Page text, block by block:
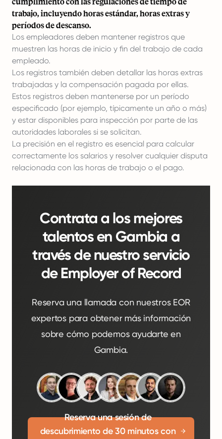
trabajo, incluyendo horas estándar, horas extras y
períodos de descanso.
Los empleadores deben mantener registros que
muestren las horas de inicio y fin del trabajo de cada
empleado.
Los registros también deben detallar las horas extras
trabajadas y la compensación pagada por ellas.
Estos registros deben mantenerse por un período
especificado (por ejemplo, típicamente un año o más)
y estar disponibles para inspección por parte de las
autoridades laborales si se solicitan.
La precisión en el registro es esencial para calcular
correctamente los salarios y resolver cualquier disputa
relacionada con las horas de trabajo o el pago.
Contrata a los mejores
talentos en Gambia a
través de nuestro servicio
de Employer of Record
Reserva una llamada con nuestros EOR
expertos para obtener más información
sobre cómo podemos ayudarte en
Gambia.
Reserva una sesión de
descubrimiento de 30 minutos con